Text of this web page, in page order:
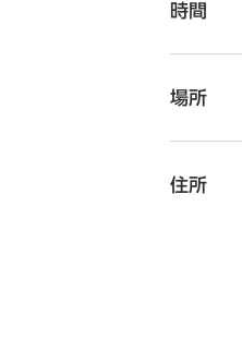
時間
場所
住所